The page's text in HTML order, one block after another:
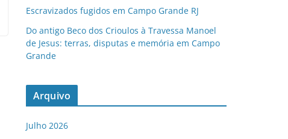
Escravizados fugidos em Campo Grande RJ
Do antigo Beco dos Crioulos à Travessa Manoel
de Jesus: terras, disputas e memória em Campo
Grande
Arquivo
Julho 2026